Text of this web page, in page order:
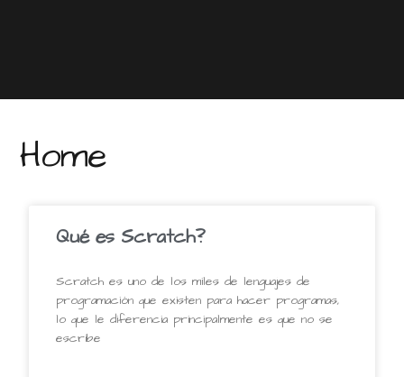
Home
Qué es Scratch?
Scratch es uno de los miles de lenguajes de
programación que existen para hacer programas,
lo que le diferencia principalmente es que no se
escribe